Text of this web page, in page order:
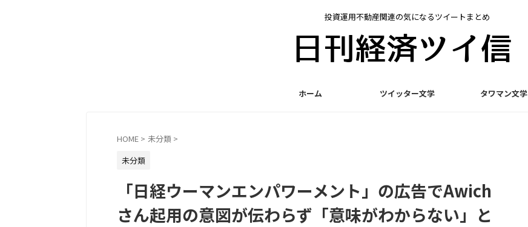
投資運用不動産関連の気になるツイートまとめ
ホーム ツイッター文学 タワマン文学
HOME > 未分類 >
未分類
「日経ウーマンエンパワーメント」の広告でAwich
さん起用の意図が伝わらず「意味がわからない」と